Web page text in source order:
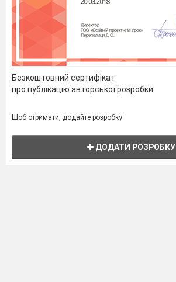
Безкоштовний сертифікат
про публікацію авторської розробки
Щоб отримати, додайте розробку
ДОДАТИ РОЗРОБКУ